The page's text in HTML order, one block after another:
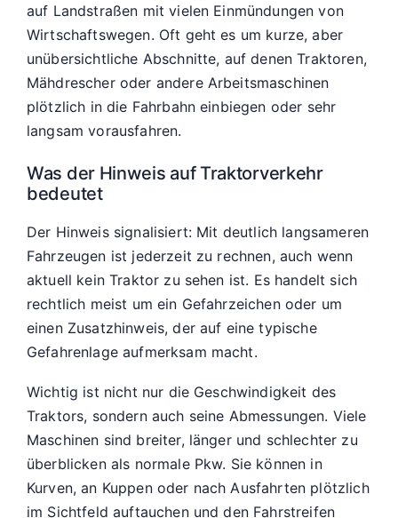
auf Landstraßen mit vielen Einmündungen von
Wirtschaftswegen. Oft geht es um kurze, aber
unübersichtliche Abschnitte, auf denen Traktoren,
Mähdrescher oder andere Arbeitsmaschinen
plötzlich in die Fahrbahn einbiegen oder sehr
langsam vorausfahren.
Was der Hinweis auf Traktorverkehr
bedeutet
Der Hinweis signalisiert: Mit deutlich langsameren
Fahrzeugen ist jederzeit zu rechnen, auch wenn
aktuell kein Traktor zu sehen ist. Es handelt sich
rechtlich meist um ein Gefahrzeichen oder um
einen Zusatzhinweis, der auf eine typische
Gefahrenlage aufmerksam macht.
Wichtig ist nicht nur die Geschwindigkeit des
Traktors, sondern auch seine Abmessungen. Viele
Maschinen sind breiter, länger und schlechter zu
überblicken als normale Pkw. Sie können in
Kurven, an Kuppen oder nach Ausfahrten plötzlich
im Sichtfeld auftauchen und den Fahrstreifen